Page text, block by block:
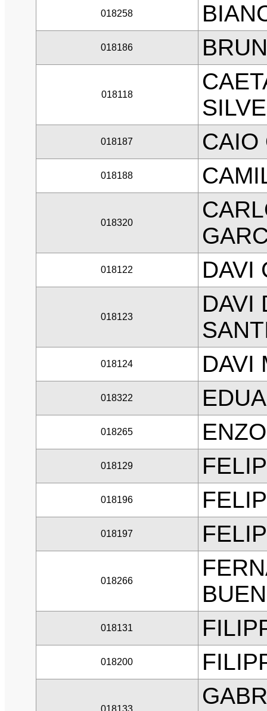
018258
018186
018118
018187 CAIO
018188
018320
018122 DAVI
018123
DAVI
018124 DAVI
018322
018265
018129
018196
018197
018266
018131
018200
018133